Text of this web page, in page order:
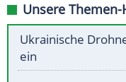
Unsere
Ukrainische
ein